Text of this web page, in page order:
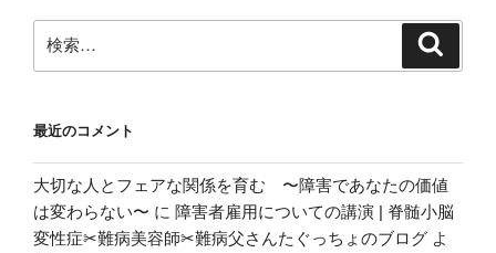
ー
シ
索:
最近のコメント
大切な人とフェアな関係を育む 〜障害であなたの価値
は変わらない〜 に 障害者雇用についての講演 | 脊髄小脳
変性症✂︎難病美容師✂︎難病父さんたぐっちょのブログ よ